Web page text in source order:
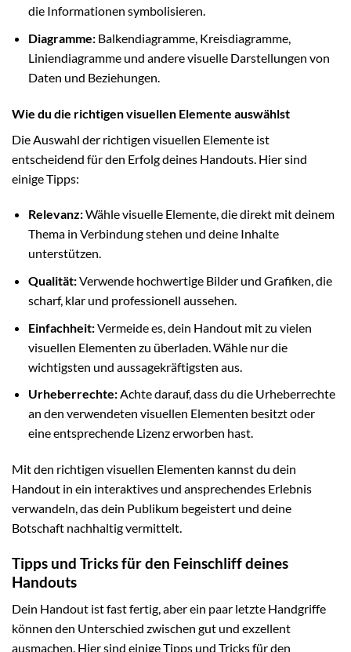
die Informationen symbolisieren.
Diagramme:Balkendiagramme, Kreisdiagramme,
Liniendiagramme und andere visuelle Darstellungen von
Daten und Beziehungen.
Wie du die richtigen visuellen Elemente auswählst
Die Auswahl der richtigen visuellen Elemente ist
entscheidend für den Erfolg deines Handouts. Hier sind
einige Tipps:
Relevanz:Wähle visuelle Elemente, die direkt mit deinem
Thema in Verbindung stehen und deine Inhalte
unterstützen.
Qualität:Verwende hochwertige Bilder und Grafiken, die
scharf, klar und professionell aussehen.
Einfachheit:Vermeide es, dein Handout mit zu vielen
visuellen Elementen zu überladen. Wähle nur die
wichtigsten und aussagekräftigsten aus.
Urheberrechte:Achte darauf, dass du die Urheberrechte
an den verwendeten visuellen Elementen besitzt oder
eine entsprechende Lizenz erworben hast.
Mit den richtigen visuellen Elementen kannst du dein
Handout in ein interaktives und ansprechendes Erlebnis
verwandeln, das dein Publikum begeistert und deine
Botschaft nachhaltig vermittelt.
Tipps und Tricks für den Feinschliff deines
Handouts
Dein Handout ist fast fertig, aber ein paar letzte Handgriffe
können den Unterschied zwischen gut und exzellent
ausmachen. Hier sind einige Tipps und Tricks für den